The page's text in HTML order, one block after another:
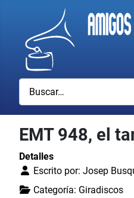
Buscar
EMT 948, el
Detalles
Escrito por: Josep
Categoría: Giradiscos